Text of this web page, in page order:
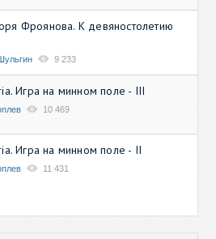
Фроянова. К девяностолетию
9 233
Игра на минном поле - III
10 469
Игра на минном поле - II
11 431